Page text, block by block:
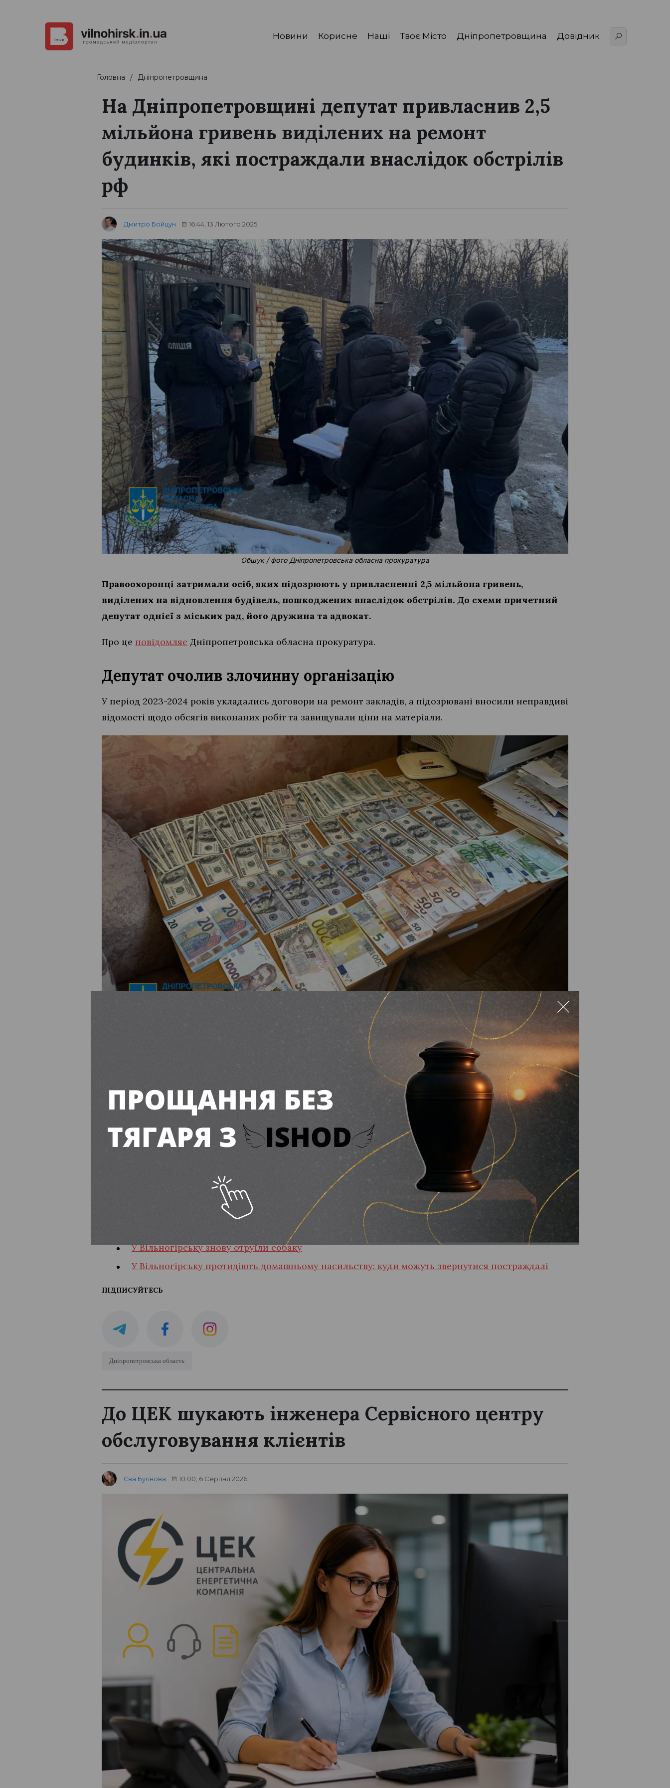
Новини Корисне Наші Твоє Місто Дніпропетровщина Довідник
Головна Дніпропетровщина
На Дніпропетровщині депутат привласнив 2,5
мільйона гривень виділених на ремонт
будинків, які постраждали внаслідок обстрілів
рф
Дмитро Бойцун 16:44, 13 Лютого 2025
Обшук / фото Дніпропетровська обласна прокуратура
Правоохоронці затримали осіб, яких підозрюють у привласненні 2,5 мільйона гривень,
виділених на відновлення будівель, пошкоджених внаслідок обстрілів. До схеми причетний
депутат однієї з міських рад, його дружина та адвокат.
Про це повідомляє Дніпропетровська обласна прокуратура.
Депутат очолив злочинну організацію
У період 2023-2024 років укладались договори на ремонт закладів, а підозрювані вносили неправдиві
відомості щодо обсягів виконаних робіт та завищували ціни на матеріали.
Гроші / фото Дніпропетровська обласна прокуратура
На основі цих дій на рахунки товариств було перераховано кошти, які зловмисники розподіляли між
собою. В результаті, державі було завдано збитків на суму 2,5 мільйона гривень.
Наразі всіх учасників організації затримано, їм обрано запобіжні заходи у вигляді тримання під
вартою.
Під час понад 70 обшуків у Дніпропетровській, Івано-Франківській областях та Києві правоохоронці
вилучили готівкові кошти у національній та іноземній валюті, банківські картки, документацію,
печатки, чорнові записи, мобільні телефони, комп’ютерну техніку, автомобілі.
У Вільногірську знову отруїли собаку
У Вільногірську протидіють домашньому насильству: куди можуть звернутися постраждалі
ПІДПИСУЙТЕСЬ
Дніпропетровська область
До ЦЕК шукають інженера Сервісного центру
обслуговування клієнтів
Єва Буянова 10:00, 6 Серпня 2026